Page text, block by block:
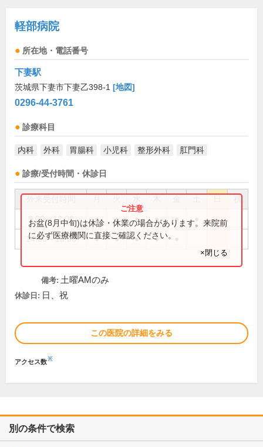
軽部病院
所在地・電話番号
下妻駅
茨城県下妻市下妻乙398-1 [地図]
0296-44-3761
診療科目
内科 外科 胃腸科 小児科 整形外科 肛門科
診療/受付時間・休診日
祝
9:00～12:00 ● ● ● ● ●
14:00～18:00 ● ● ● ●
お盆(8月中旬)は休診・休業の場合があります。来院前
に必ず医療機関に直接ご確認ください。
×閉じる
備考: 土曜AMのみ
休診日: 日、祝
この医院の詳細をみる
アクセス数※
別の条件で検索